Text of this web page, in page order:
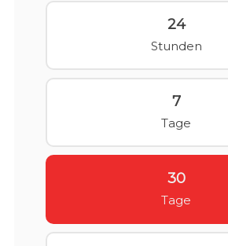
24
Stunden
7
Tage
30
Tage